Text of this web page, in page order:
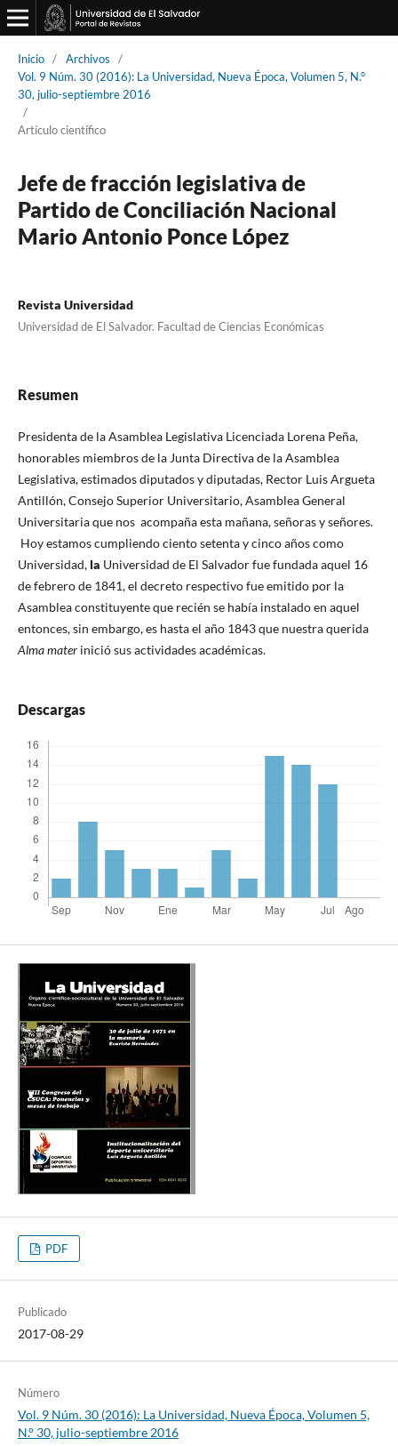
Inicio / Archivos
/
Vol. 9 Núm. 30 (2016): La Universidad, Nueva Época, Volumen 5, N.°
30, julio-septiembre 2016
/
Artículo científico
Jefe de fracción legislativa de
Partido de Conciliación Nacional
Mario Antonio Ponce López
Revista Universidad
Universidad de El Salvador. Facultad de Ciencias Económicas
Resumen
Presidenta de la Asamblea Legislativa Licenciada Lorena Peña,
honorables miembros de la Junta Directiva de la Asamblea
Legislativa, estimados diputados y diputadas, Rector Luis Argueta
Antillón, Consejo Superior Universitario, Asamblea General
Universitaria que nos acompaña esta mañana, señoras y señores.
Hoy estamos cumpliendo ciento setenta y cinco años como
Universidad, la Universidad de El Salvador fue fundada aquel 16
de febrero de 1841, el decreto respectivo fue emitido por la
Asamblea constituyente que recién se había instalado en aquel
entonces, sin embargo, es hasta el año 1843 que nuestra querida
Almamater inició sus actividades académicas.
Descargas
PDF
Publicado
2017-08-29
Número
Vol. 9 Núm. 30 (2016): La Universidad, Nueva Época, Volumen 5,
N.° 30, julio-septiembre 2016